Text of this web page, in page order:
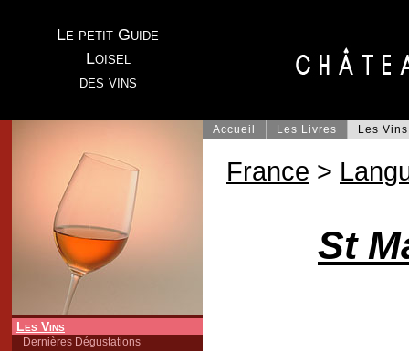
Le petit Guide
Loisel
des vins
Les Vins
Dernières Dégustations
Accueil Les Livres Les Vins
France >
St